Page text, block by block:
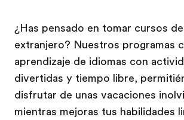
¿Has pensado en tomar cursos
extranjero? Nuestros programas
aprendizaje de idiomas con
divertidas y tiempo libre,
disfrutar de unas vacaciones
mientras mejoras tus habilidades